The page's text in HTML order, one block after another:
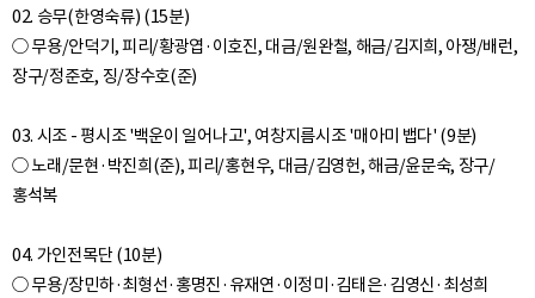
02. 승무(한영숙류) (15분)
○ 무용/안덕기, 피리/황광엽·이호진, 대금/원완철, 해금/김지희, 아쟁/배런,
장구/정준호, 징/장수호(준)
03. 시조 - 평시조 '백운이 일어나고', 여창지름시조 '매아미 뱁다' (9분)
○ 노래/문현·박진희(준), 피리/홍현우, 대금/김영헌, 해금/윤문숙, 장구/
홍석복
04. 가인전목단 (10분)
○ 무용/장민하·최형선·홍명진·유재연·이정미·김태은·김영신·최성희